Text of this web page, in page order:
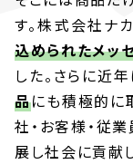
す。株式会社ナ
込められたメッ
した。 さらに近
品にも積極的に
社・お客様・従
展し社会に貢献